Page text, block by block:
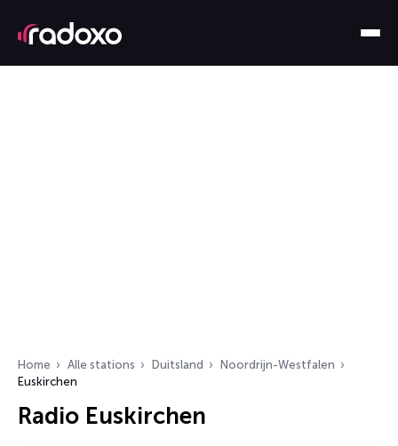
Home Alle stations Duitsland
Noordrijn-Westfalen
Euskirchen
Radio Euskirchen